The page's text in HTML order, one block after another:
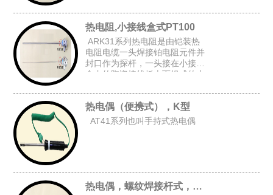
上活动螺纹而组成的活动螺纹杆
式铠装热电阻。
热电阻,小接线盒式PT100
ARK31系列热电阻是由铠装热
电阻电缆一头焊接铂电阻元件并
封口作为探杆，一头接在小接线
盒内的陶瓷接线板上而组成的小
热电偶（便携式），K型
AT41系列也叫手持式热电偶
热电偶，螺纹焊接杆式，K型